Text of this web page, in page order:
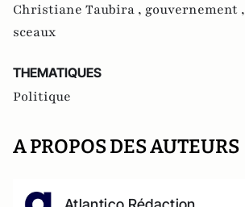
Christiane Taubira , gouvernement ,
sceaux
THEMATIQUES
Politique
A PROPOS DES AUTEURS